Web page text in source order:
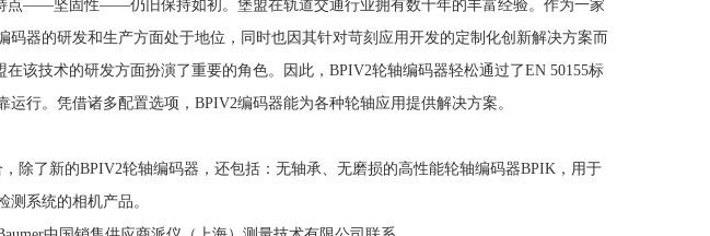
点——坚固性——仍旧保持如初。堡盟在轨道交通行业拥有数十年的丰富经验。作为一家
器的研发和生产方面处于地位，同时也因其针对苛刻应用开发的定制化创新解决方案而
该技术的研发方面扮演了重要的角色。因此，BPIV2轮轴编码器轻松通过了EN 50155标
运行。凭借诸多配置选项，BPIV2编码器能为各种轮轴应用提供解决方案。
除了新的BPIV2轮轴编码器，还包括：无轴承、无磨损的高性能轮轴编码器BPIK，用于
系统的相机产品。